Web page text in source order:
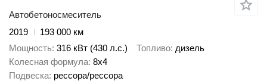
Автобетоносмеситель
2019
193 000 км
Мощность 316 кВт (430 л.с.) Топливо дизель
Колесная формула 8x4
Подвеска рессора/рессора